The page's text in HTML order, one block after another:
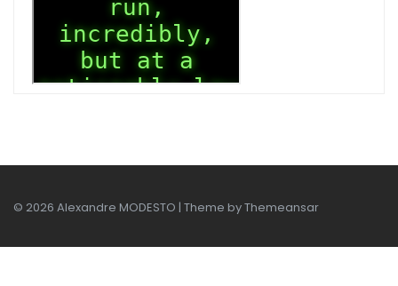
© 2026 Alexandre MODESTO | Theme byThemeansar